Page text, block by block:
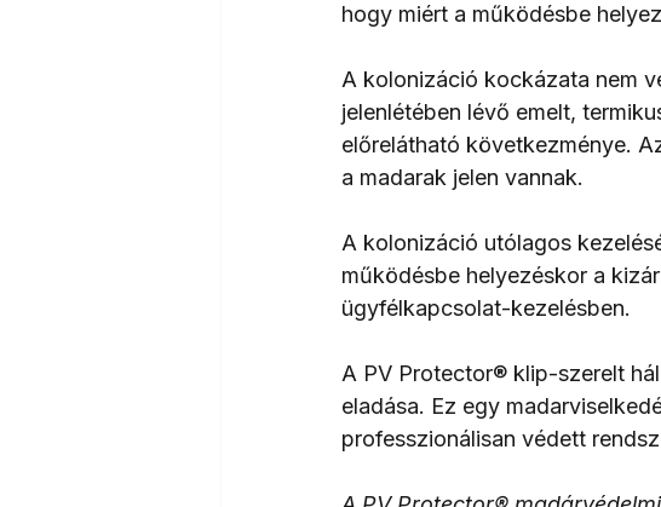
hogy miért a működésbe
A kolonizáció kockázata nem
jelenlétében lévő emelt,
előrelátható következménye.
a madarak jelen vannak.
A kolonizáció utólagos
működésbe helyezéskor a
ügyfélkapcsolat-kezelésben.
A PV Protector® klip-szerelt
eladása. Ez egy
professzionálisan védett